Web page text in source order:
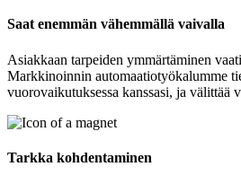
Saat enemmän vähemmällä vaivalla
Asiakkaan tarpeiden ymmärtäminen
Markkinoinnin automaatiotyökalumme
vuorovaikutuksessa kanssasi, ja välittää
Tarkka kohdentaminen